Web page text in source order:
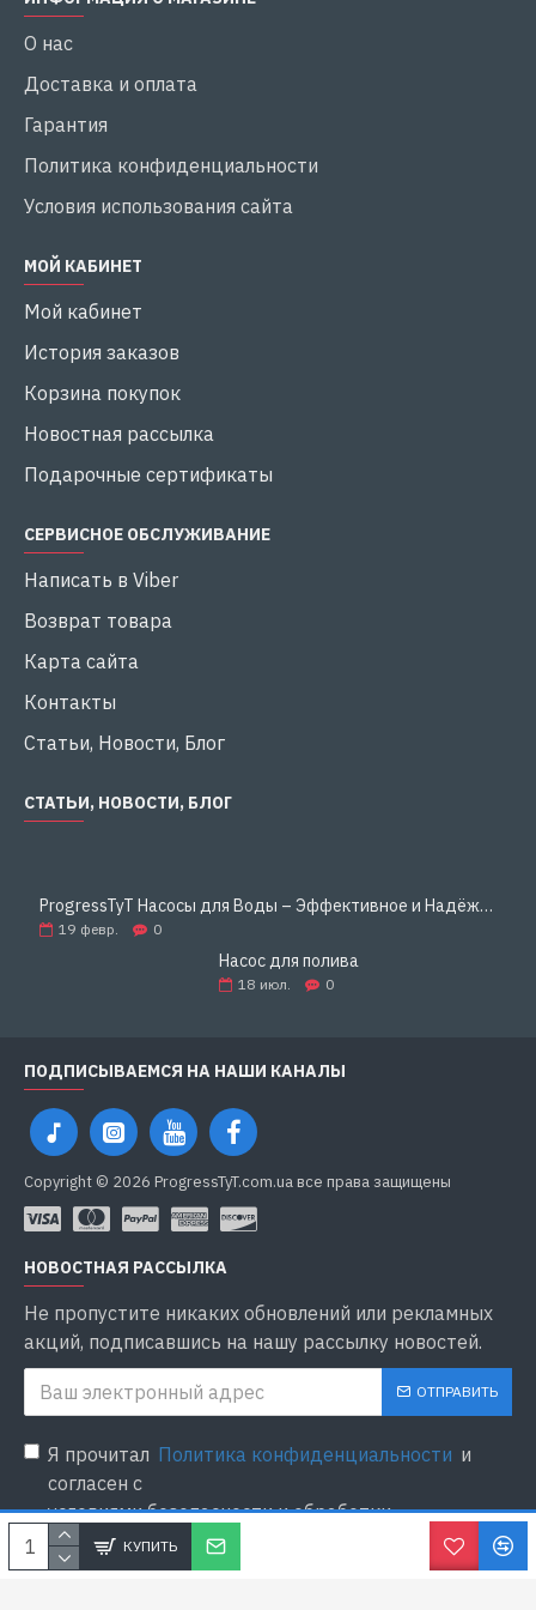
КУПИТЬ
О нас
Доставка и оплата
Гарантия
Политика конфиденциальности
Условия использования сайта
МОЙ КАБИНЕТ
Мой кабинет
История заказов
Корзина покупок
Новостная рассылка
Подарочные сертификаты
СЕРВИСНОЕ ОБСЛУЖИВАНИЕ
Написать в Viber
Возврат товара
Карта сайта
Контакты
Статьи, Новости, Блог
СТАТЬИ, НОВОСТИ, БЛОГ
ProgressTyT Насосы для Воды – Эффективное и Надёжное Решение для Дома и Бизнеса
19 февр. 0
Насос для полива
18 июл. 0
ПОДПИСЫВАЕМСЯ НА НАШИ КАНАЛЫ
Copyright © 2026 ProgressTyT.com.ua все права защищены
НОВОСТНАЯ РАССЫЛКА
Не пропустите никаких обновлений или рекламных
акций, подписавшись на нашу рассылку новостей.
ОТПРАВИТЬ
Я прочитал Политика конфиденциальности и
согласен с
условиями безопасности и обработки
персональных данных